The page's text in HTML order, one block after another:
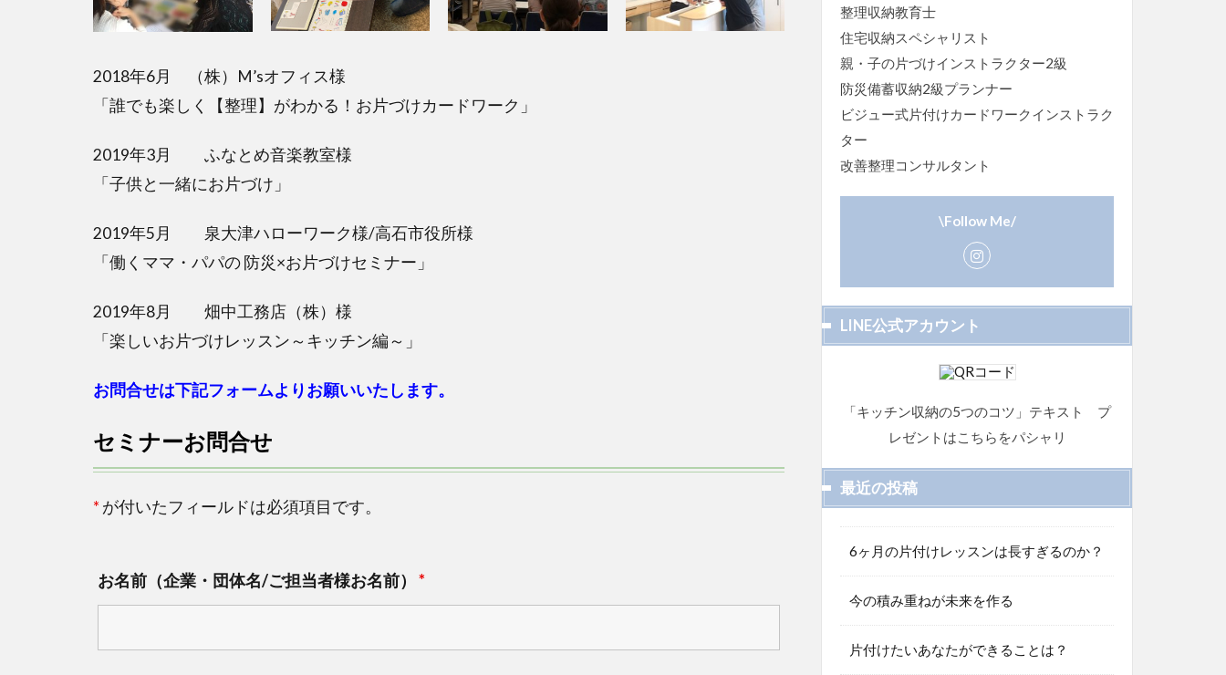
2018年6月 （株）M’sオフィス様
「誰でも楽しく【整理】がわかる！お片づけカードワーク」
2019年3月 ふなとめ音楽教室様
「子供と一緒にお片づけ」
2019年5月 泉大津ハローワーク様/高石市役所様
「働くママ・パパの 防災×お片づけセミナー」
2019年8月 畑中工務店（株）様
「楽しいお片づけレッスン～キッチン編～」
お問合せは下記フォームよりお願いいたします。
セミナーお問合せ
* が付いたフィールドは必須項目です。
お名前（企業・団体名/ご担当者様お名前） *
整理収納教育士
住宅収納スペシャリスト
親・子の片づけインストラクター2級
防災備蓄収納2級プランナー
ビジュー式片付けカードワークインストラク
ター
改善整理コンサルタント
\Follow Me/
LINE公式アカウント
「キッチン収納の5つのコツ」テキスト プ
レゼントはこちらをパシャリ
最近の投稿
6ヶ月の片付けレッスンは長すぎるのか？
今の積み重ねが未来を作る
片付けたいあなたができることは？